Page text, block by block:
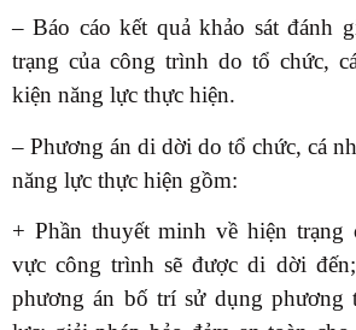
– Báo cáo kết quả khảo sát đánh
trạng của công trình do tổ chức,
kiện năng lực thực hiện.
– Phương án di dời do tổ chức, cá
năng lực thực hiện gồm:
+ Phần thuyết minh về hiện trạng
vực công trình sẽ được di dời
phương án bố trí sử dụng phương